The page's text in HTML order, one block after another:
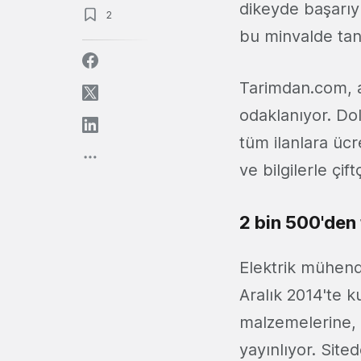
2
dikeyde
bu minvalde
Tarimdan.com,
odaklanıyor.
tüm ilanlara
ve bilgilerle
2 bin 500'den
Elektrik
Aralık 2014'te
yayınlıyor.